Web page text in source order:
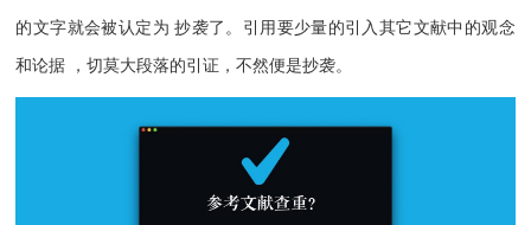
的文字就会被认定为 抄袭了。引用要少量的引入其它文献中的观念
和论据 ，切莫大段落的引证，不然便是抄袭。